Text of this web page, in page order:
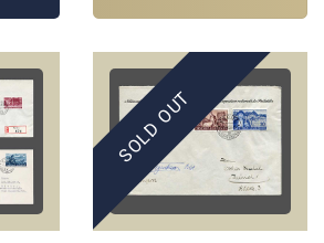
SOLD OUT